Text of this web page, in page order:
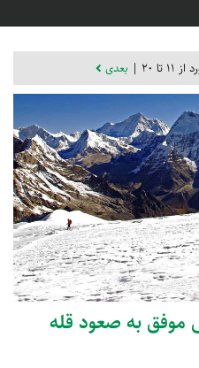
بعدی
موفق به صعود قله